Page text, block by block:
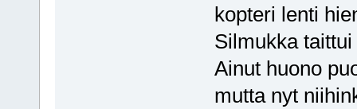
kopteri lenti
Silmukka
Ainut huono
mutta nyt